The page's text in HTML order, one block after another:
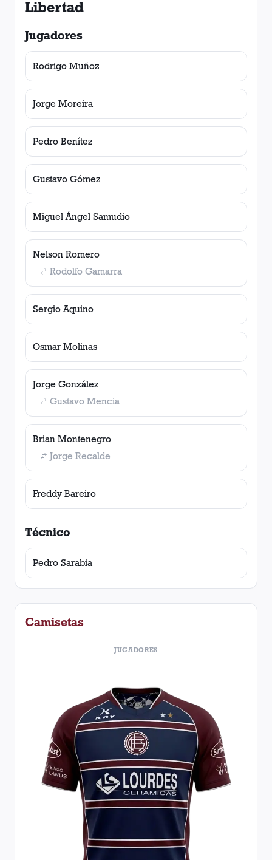
Libertad
Jugadores
Rodrigo Muñoz
Jorge Moreira
Pedro Benítez
Gustavo Gómez
Miguel Ángel Samudio
Nelson Romero
Rodolfo Gamarra
Sergio Aquino
Osmar Molinas
Jorge González
Gustavo Mencia
Brian Montenegro
Jorge Recalde
Freddy Bareiro
Técnico
Pedro Sarabia
Camisetas
JUGADORES